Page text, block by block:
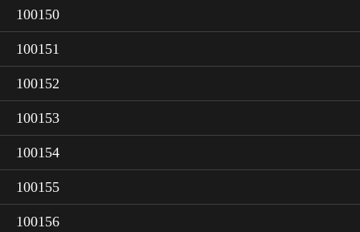
100150
100151
100152
100153
100154
100155
100156